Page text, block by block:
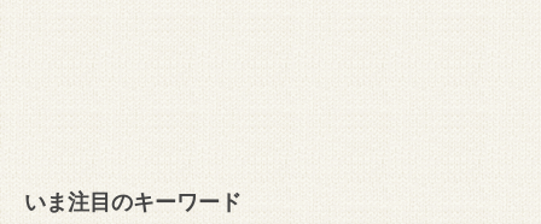
いま注目のキーワード